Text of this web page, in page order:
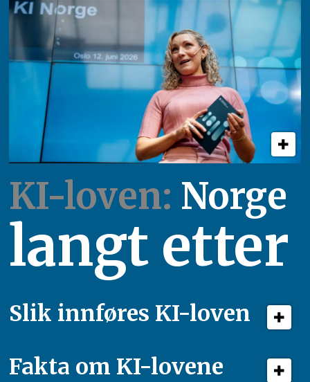
KI-loven: Norge
langt etter
Slik innføres KI-loven
Fakta om KI-lovene